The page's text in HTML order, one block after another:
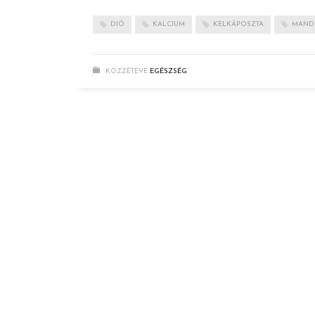
DIÓ KALCIUM KELKÁPOSZTA
KÖZZÉTÉVE EGÉSZSÉG